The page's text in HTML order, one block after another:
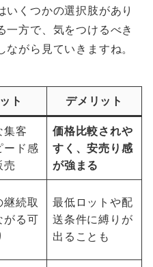
いくつかの選択肢があり
一方で、気をつけるべき
がら見ていきますね。
ト デメリット
集客
ード感
売
価格比較されや
すく、安売り感
が強まる
継続取
がる可
最低ロットや配
送条件に縛りが
出ることも